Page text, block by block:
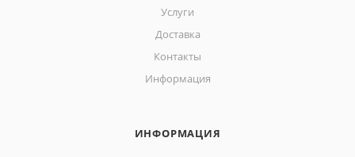
Услуги
Доставка
Контакты
Информация
ИНФОРМАЦИЯ